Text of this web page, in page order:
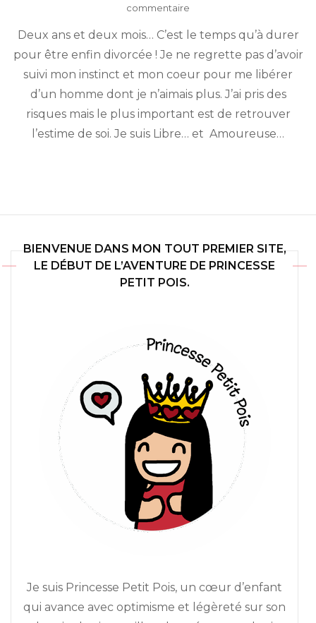
commentaire
suis
libre
Deux ans et deux mois… C’est le temps qu’à durer
pour être enfin divorcée ! Je ne regrette pas d’avoir
suivi mon instinct et mon coeur pour me libérer
d’un homme dont je n’aimais plus. J’ai pris des
risques mais le plus important est de retrouver
l’estime de soi. Je suis Libre… et Amoureuse…
BIENVENUE DANS MON TOUT PREMIER SITE,
LE DÉBUT DE L’AVENTURE DE PRINCESSE
PETIT POIS.
Je suis Princesse Petit Pois, un cœur d’enfant
qui avance avec optimisme et légèreté sur son